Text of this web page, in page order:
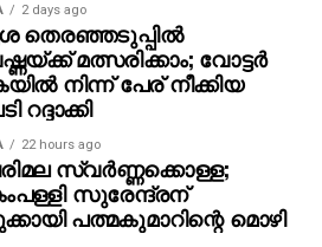
2 days ago
തെരഞ്ഞടുപ്പില്‍
മത്സരിക്കാം; വോട്ടര്‍
നിന്ന് പേര് നീക്കിയ
റദ്ദാക്കി
22 hours ago
സ്വര്‍ണ്ണക്കൊള്ള;
സുരേന്ദ്രന്
പത്മകുമാറിന്റെ മൊഴി